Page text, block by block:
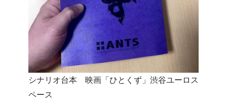
シナリオ台本 映画「ひとくず」渋谷ユーロス
ペース